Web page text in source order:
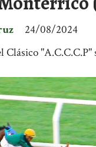
Clásico
24/08/2024